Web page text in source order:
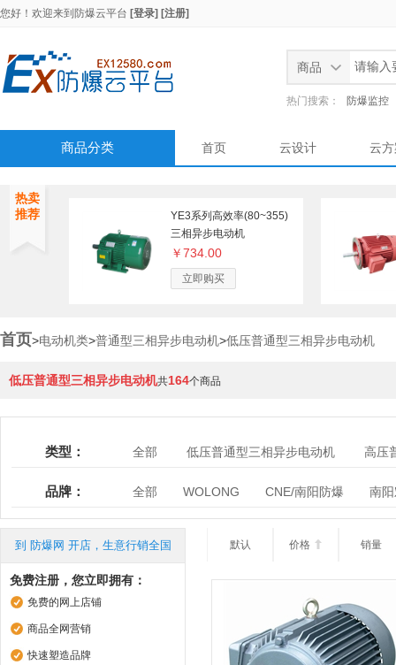
您好！欢迎来到 防爆云平台 [登录] [注册]
商品
热门搜索： 防爆监控
商品分类 首页 云设计 云
热卖
推荐
YE3系列高效率(80~355)
三相异步电动机
￥734.00
立即购买
首页>电动机类>普通型三相异步电动机>低压普通型三相异步电动机
低压普通型三相异步电动机共164个商品
类型： 全部 低压普通型三相异步电动机 高压
品牌： 全部 WOLONG CNE/南阳防爆
南
奉化永磁微型电机有限公司
西门子
汇
优昂机电
浙爆电机
上海上力防爆电机
山东德防电机有限
重庆赛力盟电机有限责任公司
开封盛达电
佳木斯电机股份有限公司
成都搏成物资有限
到 防爆网 开店，生意行销全国
免费注册，您立即拥有：
免费的网上店铺
商品全网营销
快速塑造品牌
默认 价格  销量